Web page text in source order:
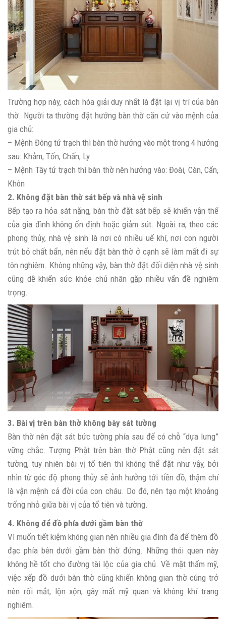
Trường hợp này, cách hóa giải duy nhất là đặt lại vị trí của bàn
thờ. Người ta thường đặt hướng bàn thờ căn cứ vào mệnh của
gia chủ:
– Mệnh Đông tứ trạch thì bàn thờ hướng vào một trong 4 hướng
sau: Khảm, Tốn, Chấn, Ly
– Mệnh Tây tứ trạch thì bàn thờ nên hướng vào: Đoài, Càn, Cấn,
Khôn
2. Không đặt bàn thờ sát bếp và nhà vệ sinh
Bếp tạo ra hỏa sát nặng, bàn thờ đặt sát bếp sẽ khiến vận thế
của gia đình không ổn định hoặc giảm sút. Ngoài ra, theo các
phong thủy, nhà vệ sinh là nơi có nhiều uế khí, nơi con người
trút bỏ chất bẩn, nên nếu đặt bàn thờ ở cạnh sẽ làm mất đi sự
tôn nghiêm. Không những vậy, bàn thờ đặt đối diện nhà vệ sinh
cũng dễ khiến sức khỏe chủ nhân gặp nhiều vấn đề nghiêm
trọng.
3. Bài vị trên bàn thờ không bày sát tường
Bàn thờ nên đặt sát bức tường phía sau để có chỗ “dựa lưng”
vững chắc. Tượng Phật trên bàn thờ Phật cũng nên đặt sát
tường, tuy nhiên bài vị tổ tiên thì không thể đặt như vậy, bởi
nhìn từ góc độ phong thủy sẽ ảnh hưởng tới tiền đồ, thậm chí
là vận mệnh cả đời của con cháu. Do đó, nên tạo một khoảng
trống nhỏ giữa bài vị của tổ tiên và tường.
4. Không để đồ phía dưới gầm bàn thờ
Vì muốn tiết kiệm không gian nên nhiều gia đình đã để thêm đồ
đạc phía bên dưới gầm bàn thờ đứng. Những thói quen này
không hề tốt cho đường tài lộc của gia chủ. Về mặt thẩm mỹ,
việc xếp đồ dưới bàn thờ cũng khiến không gian thờ cúng trở
nên rối mắt, lộn xộn, gây mất mỹ quan và không khí trang
nghiêm.